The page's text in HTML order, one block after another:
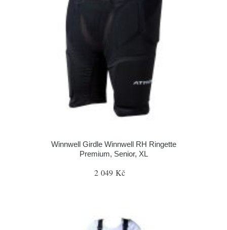
Winnwell Girdle Winnwell RH Ringette
Premium, Senior, XL
2 049 Kč